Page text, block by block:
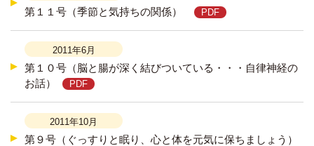
第１１号（季節と気持ちの関係）
2011年6月
第１０号（脳と腸が深く結びついている・・・自律神経の
お話）
2011年10月
第９号（ぐっすりと眠り、心と体を元気に保ちましょう）